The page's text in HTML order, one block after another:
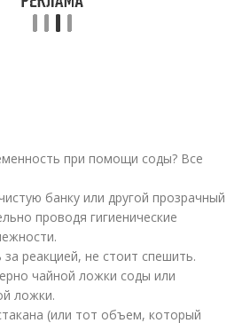
при помощи соды? Все
банку или другой прозрачный
проводя гигиенические
реакцией, не стоит спешить.
чайной ложки соды или
ложки.
(или тот объем, который